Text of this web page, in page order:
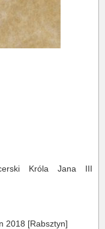
Króla Jana III
2018 [Rabsztyn]